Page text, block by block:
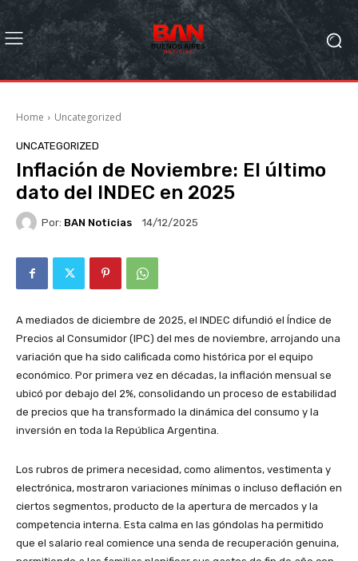
Home Uncategorized
UNCATEGORIZED
Inflación de Noviembre: El último
dato del INDEC en 2025
Por: BAN Noticias 14/12/2025
A mediados de diciembre de 2025, el INDEC difundió el Índice de
Precios al Consumidor (IPC) del mes de noviembre, arrojando una
variación que ha sido calificada como histórica por el equipo
económico. Por primera vez en décadas, la inflación mensual se
ubicó por debajo del 2%, consolidando un proceso de estabilidad
de precios que ha transformado la dinámica del consumo y la
inversión en toda la República Argentina.
Los rubros de primera necesidad, como alimentos, vestimenta y
electrónica, mostraron variaciones mínimas o incluso deflación en
ciertos segmentos, producto de la apertura de mercados y la
competencia interna. Esta calma en las góndolas ha permitido
que el salario real comience una senda de recuperación genuina,